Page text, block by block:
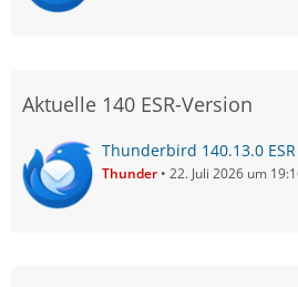
Aktuelle 140 ESR-Version
Thunderbird 140.13.0
Thunder 22. Juli 2026 um